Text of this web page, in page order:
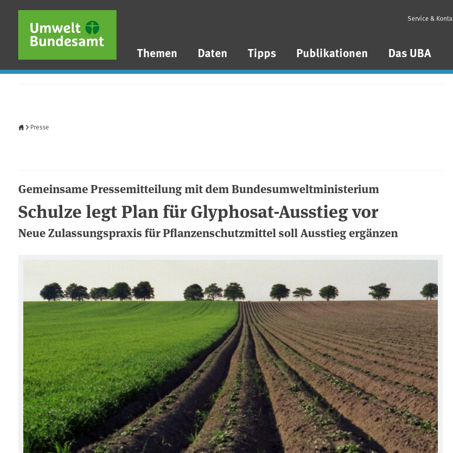
Direkt zum Inhalt
Direkt zum Hauptmenü
Direkt zur Fußzeile
Themen Daten Tipps Publikationen Das UBA
Service &
Presse
Gemeinsame Pressemitteilung mit dem Bundesumweltministerium
Schulze legt Plan für Glyphosat-Ausstieg vor
Neue Zulassungspraxis für Pflanzenschutzmittel soll Ausstieg ergänzen